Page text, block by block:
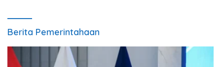
Berita Pemerintahaan